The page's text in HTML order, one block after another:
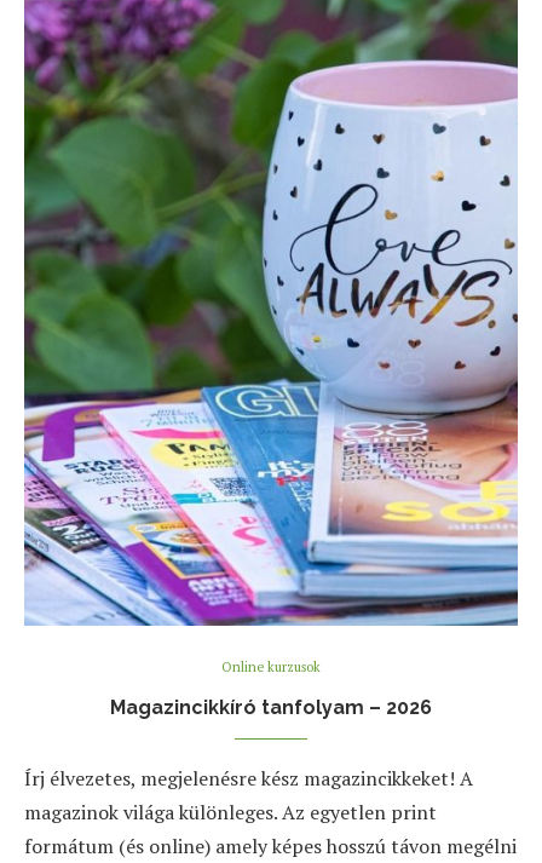
Online kurzusok
Magazincikkíró tanfolyam – 2026
Írj élvezetes, megjelenésre kész magazincikkeket! A
magazinok világa különleges. Az egyetlen print
formátum (és online) amely képes hosszú távon megélni